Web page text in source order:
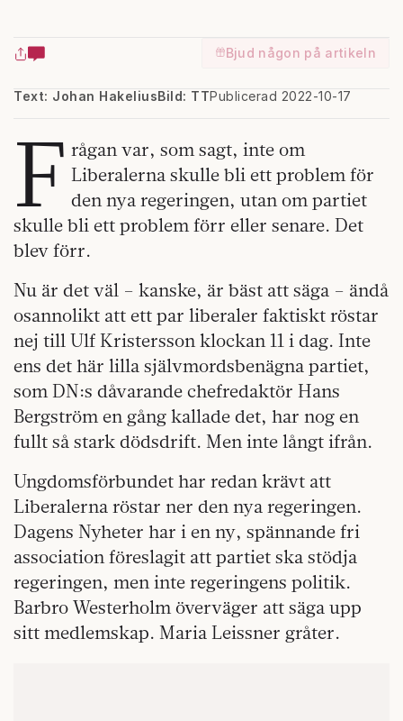
Bjud någon på artikeln
Text: Johan Hakelius Publicerad 2022-10-17
Bild: TT
F rågan var, som sagt, inte om
Liberalerna skulle bli ett problem för
den nya regeringen, utan om partiet
skulle bli ett problem förr eller senare. Det
blev förr.
Nu är det väl – kanske, är bäst att säga – ändå
osannolikt att ett par liberaler faktiskt röstar
nej till Ulf Kristersson klockan 11 i dag. Inte
ens det här lilla självmordsbenägna partiet,
som DN:s dåvarande chefredaktör Hans
Bergström en gång kallade det, har nog en
fullt så stark dödsdrift. Men inte långt ifrån.
Ungdomsförbundet har redan krävt att
Liberalerna röstar ner den nya regeringen.
Dagens Nyheter har i en ny, spännande fri
association föreslagit att partiet ska stödja
regeringen, men inte regeringens politik.
Barbro Westerholm överväger att säga upp
sitt medlemskap. Maria Leissner gråter.